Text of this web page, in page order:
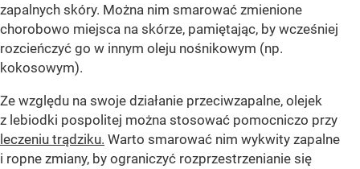
zapalnych skóry. Można nim smarować zmienione
chorobowo miejsca na skórze, pamiętając, by wcześniej
rozcieńczyć go w innym oleju nośnikowym (np.
kokosowym).
Ze względu na swoje działanie przeciwzapalne, olejek
z lebiodki pospolitej można stosować pomocniczo przy
leczeniu trądziku. Warto smarować nim wykwity zapalne
i ropne zmiany, by ograniczyć rozprzestrzenianie się